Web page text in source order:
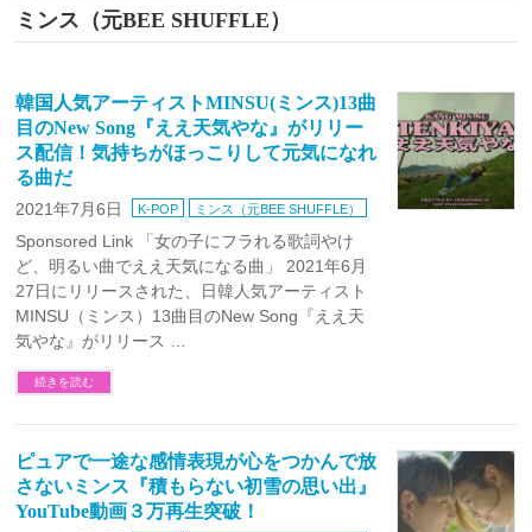
ミンス（元BEE SHUFFLE）
韓国人気アーティストMINSU(ミンス)13曲
目のNew Song『ええ天気やな』がリリー
ス配信！気持ちがほっこりして元気になれ
る曲だ
2021年7月6日 K-POP ミンス（元BEE SHUFFLE）
Sponsored Link 「女の子にフラれる歌詞やけ
ど、明るい曲でええ天気になる曲」 2021年6月
27日にリリースされた、日韓人気アーティスト
MINSU（ミンス）13曲目のNew Song『ええ天
気やな』がリリース …
続きを読む
ピュアで一途な感情表現が心をつかんで放
さないミンス『積もらない初雪の思い出』
YouTube動画３万再生突破！